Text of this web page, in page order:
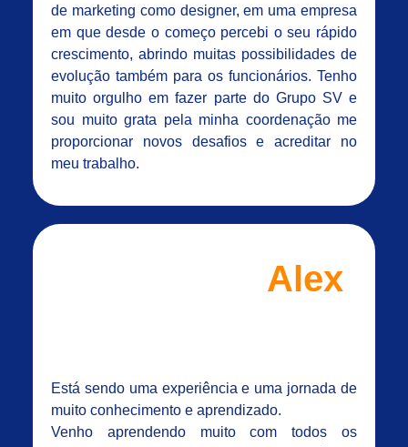
de marketing como designer, em uma empresa
em que desde o começo percebi o seu rápido
crescimento, abrindo muitas possibilidades de
evolução também para os funcionários. Tenho
muito orgulho em fazer parte do Grupo SV e
sou muito grata pela minha coordenação me
proporcionar novos desafios e acreditar no
meu trabalho.
Alex
Está sendo uma experiência e uma jornada de
muito conhecimento e aprendizado.
Venho aprendendo muito com todos os